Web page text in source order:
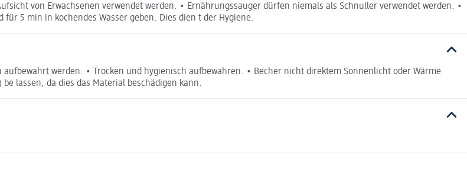
von Erwachsenen verwendet werden. • Ernährungssauger dürfen niemals als Schnuller verwendet werden. •
5 min in kochendes Wasser geben. Dies dien t der Hygiene.
werden. • Trocken und hygienisch aufbewahren. • Becher nicht direktem Sonnenlicht oder Wärme
lassen, da dies das Material beschädigen kann.